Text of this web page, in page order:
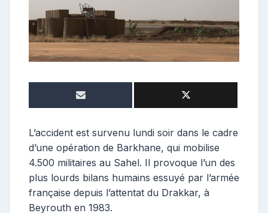
r
L’accident est survenu lundi soir dans le cadre
d’une opération de Barkhane, qui mobilise
4.500 militaires au Sahel. Il provoque l’un des
plus lourds bilans humains essuyé par l’armée
française depuis l’attentat du Drakkar, à
Beyrouth en 1983.